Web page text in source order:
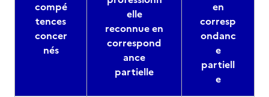
compé
tences
concer
nés
elle
reconnue en
correspond
ance
partielle
en
corresp
ondanc
e
partiell
e